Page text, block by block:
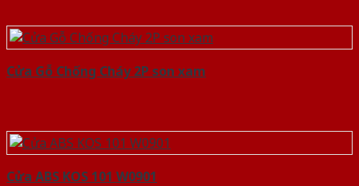
Cửa Gỗ Chống Cháy 2P son xam
Cửa ABS KOS 101 W0901